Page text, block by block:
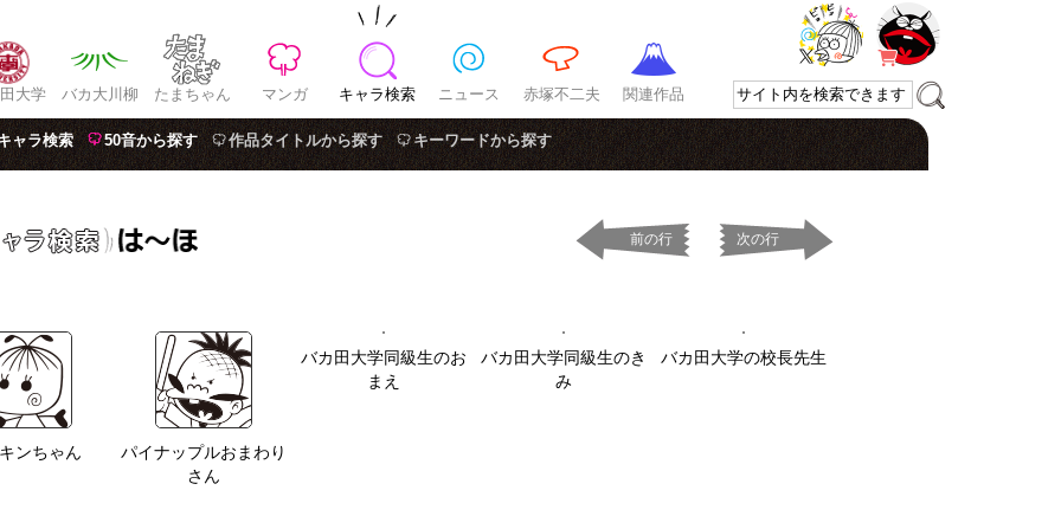
大学 バカ大川柳 たまちゃん マンガ キャラ検索 ニュース 赤塚不二夫 関連作品
ャラ検索 50音から探す 作品タイトルから探す キーワードから探す
前の行 次の行
ンちゃん
パイナップルおまわり
さん
バカ田大学同級生のお
まえ
バカ田大学同級生のき
み
バカ田大学の校長先生